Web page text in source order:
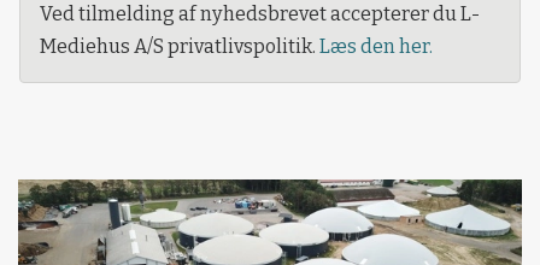
Ved tilmelding af nyhedsbrevet accepterer du L-
Mediehus A/S privatlivspolitik. Læs den her.